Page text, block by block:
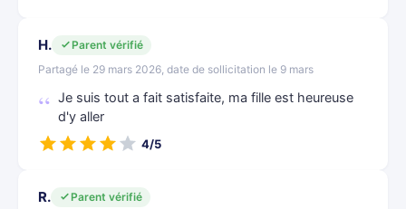
H.
Parent vérifié
Partagé le 29 mars 2026, date de sollicitation le 9 mars
Je suis tout a fait satisfaite, ma fille est heureuse
d'y aller
4/5
R.
Parent vérifié